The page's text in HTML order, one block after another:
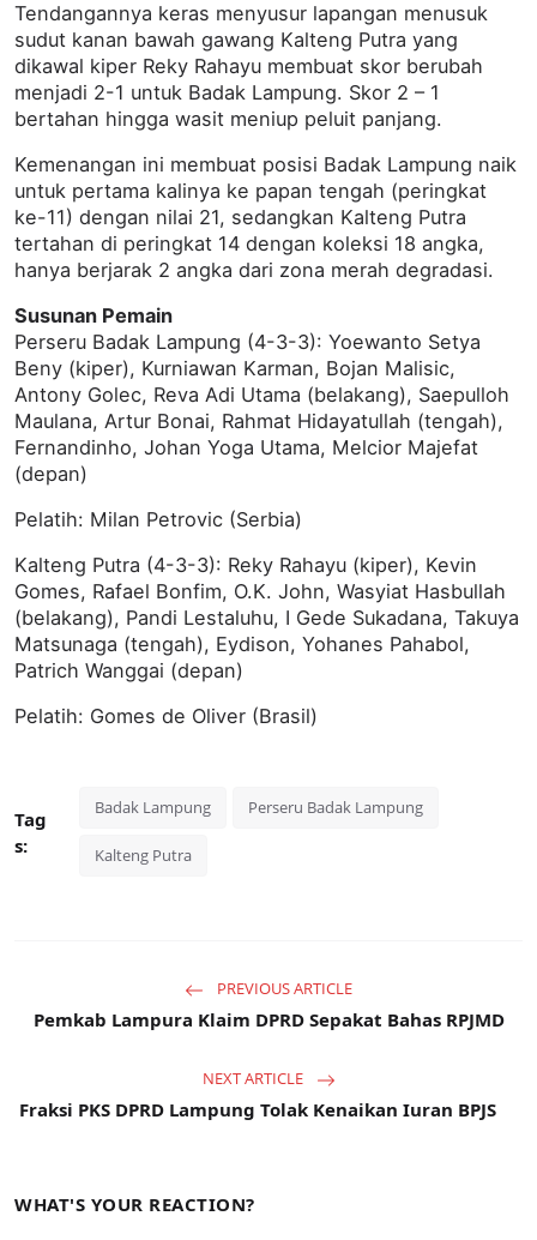
Tendangannya keras menyusur lapangan menusuk
sudut kanan bawah gawang Kalteng Putra yang
dikawal kiper Reky Rahayu membuat skor berubah
menjadi 2-1 untuk Badak Lampung. Skor 2 – 1
bertahan hingga wasit meniup peluit panjang.
Kemenangan ini membuat posisi Badak Lampung naik
untuk pertama kalinya ke papan tengah (peringkat
ke-11) dengan nilai 21, sedangkan Kalteng Putra
tertahan di peringkat 14 dengan koleksi 18 angka,
hanya berjarak 2 angka dari zona merah degradasi.
Susunan Pemain
Perseru Badak Lampung (4-3-3): Yoewanto Setya
Beny (kiper), Kurniawan Karman, Bojan Malisic,
Antony Golec, Reva Adi Utama (belakang), Saepulloh
Maulana, Artur Bonai, Rahmat Hidayatullah (tengah),
Fernandinho, Johan Yoga Utama, Melcior Majefat
(depan)
Pelatih: Milan Petrovic (Serbia)
Kalteng Putra (4-3-3): Reky Rahayu (kiper), Kevin
Gomes, Rafael Bonfim, O.K. John, Wasyiat Hasbullah
(belakang), Pandi Lestaluhu, I Gede Sukadana, Takuya
Matsunaga (tengah), Eydison, Yohanes Pahabol,
Patrich Wanggai (depan)
Pelatih: Gomes de Oliver (Brasil)
Tag
s:
Badak Lampung Perseru Badak Lampung
Kalteng Putra
PREVIOUS ARTICLE
Pemkab Lampura Klaim DPRD Sepakat Bahas RPJMD
NEXT ARTICLE
Fraksi PKS DPRD Lampung Tolak Kenaikan Iuran BPJS
WHAT'S YOUR REACTION?